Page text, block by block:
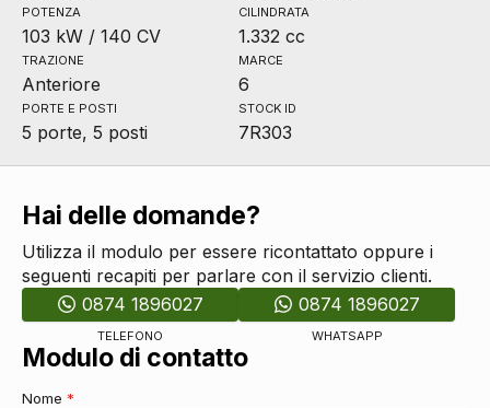
POTENZA
103 kW / 140 CV
CILINDRATA
1.332 cc
TRAZIONE
Anteriore
MARCE
6
PORTE E POSTI
5 porte, 5 posti
STOCK ID
7R303
Hai delle domande?
Utilizza il modulo per essere ricontattato oppure i
seguenti recapiti per parlare con il servizio clienti.
0874 1896027
TELEFONO
0874 1896027
WHATSAPP
Modulo di contatto
Nome *